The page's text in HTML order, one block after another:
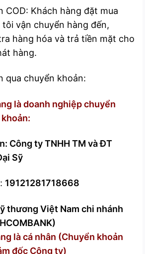
COD: Khách hàng đặt mua
vận chuyển hàng đến,
hàng hóa và trả tiền mặt cho
hàng.
qua chuyển khoản:
là doanh nghiệp chuyển
Công ty TNHH TM và ĐT
Sỹ
19121281718668
thương Việt Nam chi nhánh
là cá nhân (Chuyển khoản
đốc Công ty)